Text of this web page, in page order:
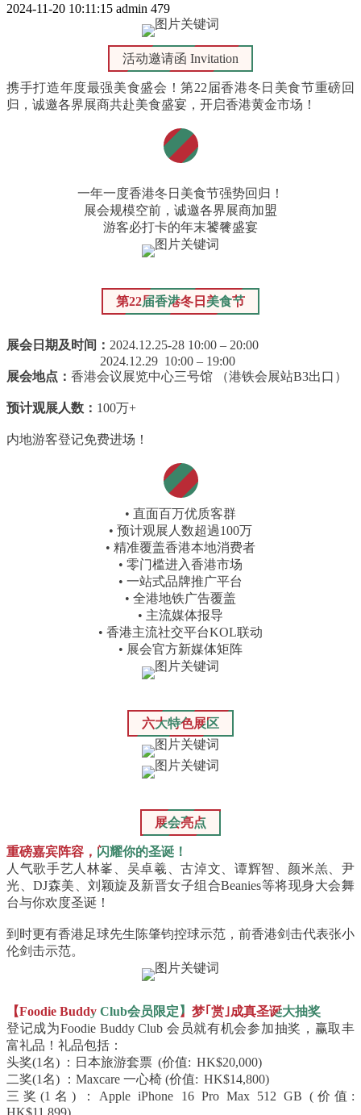
2024-11-20 10:11:15 admin 479
活动邀请函 Invitation
携手打造年度最强美食盛会！第22届香港冬日美食节重磅回
归，诚邀各界展商共赴美食盛宴，开启香港黄金市场！
一年一度香港冬日美食节强势回归！
展会规模空前，诚邀各界展商加盟
游客必打卡的年末饕餮盛宴
第22届香港冬日美食节
展会日期及时间： 2024.12.25-28 10:00 – 20:00
2024.12.29 10:00 – 19:00
展会地点： 香港会议展览中心三号馆 （港铁会展站B3出口）
预计观展人数： 100万+
内地游客登记免费进场！
• 直面百万优质客群
• 预计观展人数超過100万
• 精准覆盖香港本地消费者
• 零门槛进入香港市场
• 一站式品牌推广平台
• 全港地铁广告覆盖
• 主流媒体报导
• 香港主流社交平台KOL联动
• 展会官方新媒体矩阵
六大特色展区
展会亮点
重磅嘉宾阵容，闪耀你的圣诞！
人气歌手艺人林峯、吴卓羲、古淖文、谭辉智、颜米羔、尹
光、DJ森美、刘颖旋及新晋女子组合Beanies等将现身大会舞
台与你欢度圣诞！
到时更有香港足球先生陈肇钧控球示范，前香港剑击代表张小
伦剑击示范。
【Foodie Buddy Club会员限定】梦｢赏｣成真圣诞大抽奖
登记成为Foodie Buddy Club 会员就有机会参加抽奖，赢取丰
富礼品！礼品包括：
头奖(1名) ：日本旅游套票 (价值: HK$20,000)
二奖(1名) ：Maxcare 一心椅 (价值: HK$14,800)
三奖(1名) ：Apple iPhone 16 Pro Max 512 GB (价值:
HK$11,899)